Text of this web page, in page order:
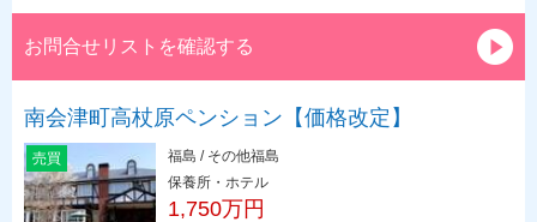
お問合せリストを確認する
南会津町高杖原ペンション【価格改定】
売買
福島 / その他福島
保養所・ホテル
1,750万円